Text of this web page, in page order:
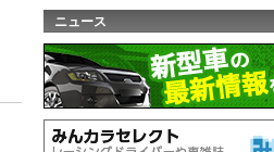
ニュース